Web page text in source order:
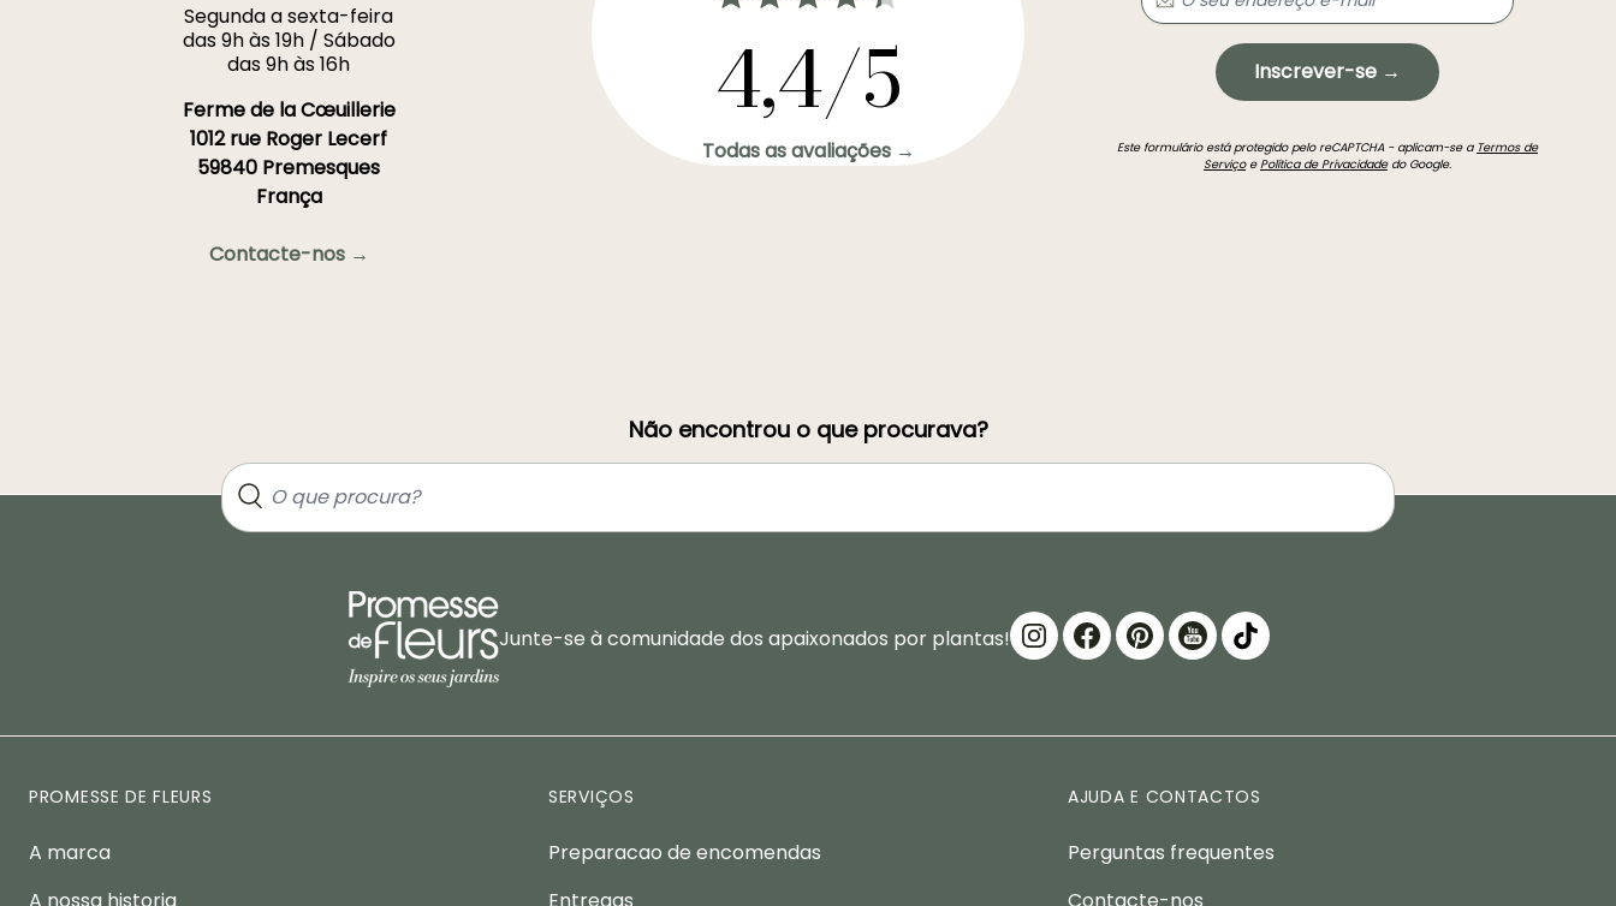
Segunda a sexta-feira
das 9h às 19h / Sábado
das 9h às 16h
Ferme de la Cœuillerie
1012 rue Roger Lecerf
59840 Premesques
França
Contacte-nos →
4,4/5
Todas as avaliações →
Inscrever-se →
Este formulário está protegido pelo reCAPTCHA - aplicam-se a Termos de
ServiçoePolítica de Privacidadedo Google.
Não encontrou o que procurava?
Junte-se à comunidade dos apaixonados por plantas!
PROMESSE DE FLEURS
A marca
SERVIÇOS
Preparacao de encomendas
AJUDA E CONTACTOS
Perguntas frequentes